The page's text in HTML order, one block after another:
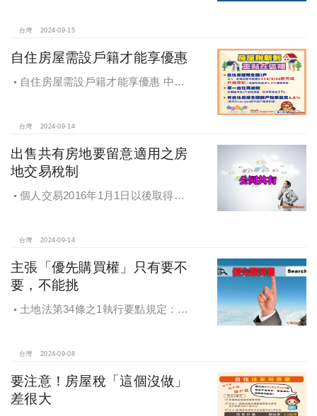
台灣 2024-09-15
自住房屋需設戶籍才能享優惠
自住房屋需設戶籍才能享優惠 中市
台灣 2024-09-14
出售共有房地要留意適用之房
地交易稅制
個人交易2016年1月1日以後取得之
台灣 2024-09-14
主張「優先購買權」只有要不
要，不能挑
土地法第34條之1執行要點規定：部
之同一條件共同或單獨優先購買。
台灣 2024-09-08
要注意！房屋稅「這個沒做」
差很大